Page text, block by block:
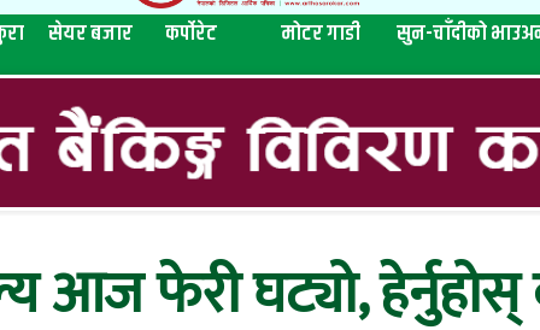
सेयर बजार कर्पोरेट मोटर गाडी सुन-चाँदीको भाउ
फेरी घट्यो, हेर्नुहोस्